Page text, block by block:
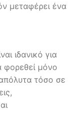
μεταφέρει ένα
ιδανικό για
φορεθεί μόνο
απόλυτα τόσο σε